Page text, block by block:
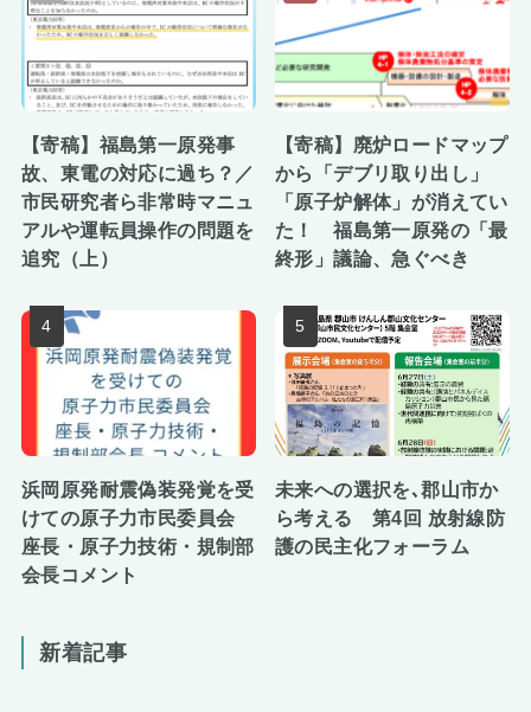
【寄稿】福島第一原発事
故、東電の対応に過ち？／
市民研究者ら非常時マニュ
アルや運転員操作の問題を
追究（上）
【寄稿】廃炉ロードマップ
から「デブリ取り出し」
「原子炉解体」が消えてい
た！ 福島第一原発の「最
終形」議論、急ぐべき
浜岡原発耐震偽装発覚を受
けての原子力市民委員会
座長・原子力技術・規制部
会長コメント
未来への選択を､郡山市か
ら考える 第4回 放射線防
護の民主化フォーラム
新着記事